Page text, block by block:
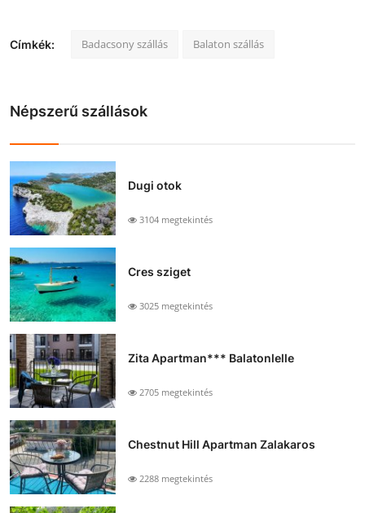
Címkék: Badacsony szállás Balaton szállás
Népszerű szállások
Dugi otok
3104 megtekintés
Cres sziget
3025 megtekintés
Zita Apartman*** Balatonlelle
2705 megtekintés
Chestnut Hill Apartman Zalakaros
2288 megtekintés